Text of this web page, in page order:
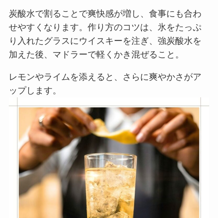
炭酸水で割ることで爽快感が増し、食事にも合わ
せやすくなります。作り方のコツは、氷をたっぷ
り入れたグラスにウイスキーを注ぎ、強炭酸水を
加えた後、マドラーで軽くかき混ぜること。
レモンやライムを添えると、さらに爽やかさがア
ップします。